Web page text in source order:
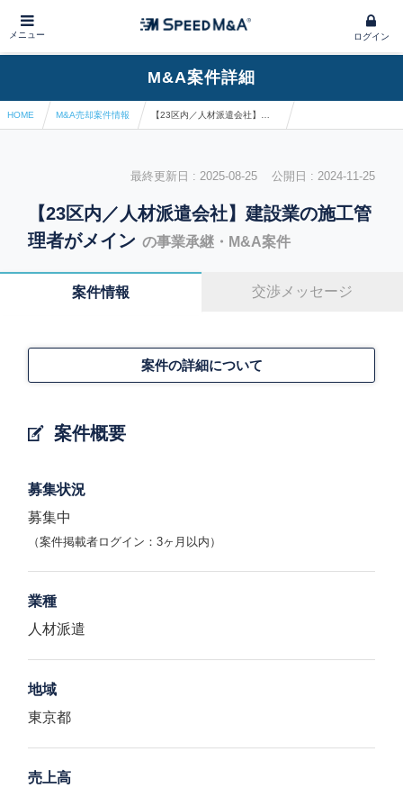
メニュー ログイン
M&A案件詳細
HOME M&A売却案件情報
最終更新日 : 2025-08-25 公開日 : 2024-11-25
【23区内／人材派遣会社】建設業の施工管
理者がメイン の事業承継・M&A案件
案件情報 交渉メッセージ
案件概要
案件の詳細について
募集状況
募集中
（案件掲載者ログイン：3ヶ月以内）
業種
人材派遣
地域
東京都
売上高